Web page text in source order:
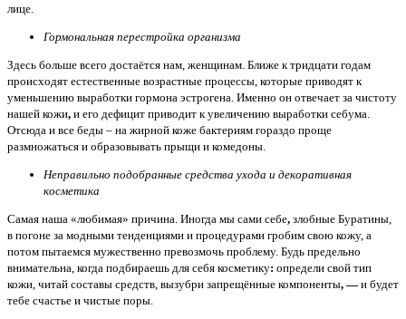
лице.
Гормональная перестройка организма
Здесь больше всего достаётся нам, женщинам. Ближе к тридцати годам
происходят естественные возрастные процессы, которые приводят к
уменьшению выработки гормона эстрогена. Именно он отвечает за чистоту
нашей кожи, и его дефицит приводит к увеличению выработки себума.
Отсюда и все беды – на жирной коже бактериям гораздо проще
размножаться и образовывать прыщи и комедоны.
Неправильно подобранные средства ухода и декоративная
косметика
Самая наша «любимая» причина. Иногда мы сами себе, злобные Буратины,
в погоне за модными тенденциями и процедурами гробим свою кожу, а
потом пытаемся мужественно превозмочь проблему. Будь предельно
внимательна, когда подбираешь для себя косметику: определи свой тип
кожи, читай составы средств, вызубри запрещённые компоненты, — и будет
тебе счастье и чистые поры.